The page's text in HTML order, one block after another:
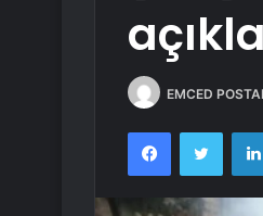
EMCED
Facebook